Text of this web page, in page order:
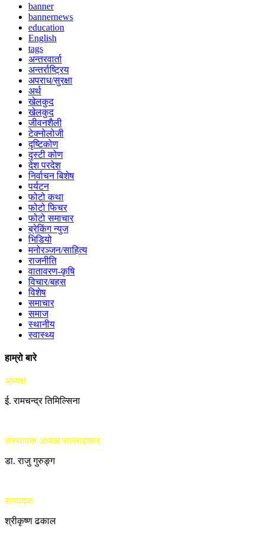
banner
bannernews
education
English
tags
अन्तरवार्ता
अन्तर्राष्ट्रिय
अपराध/सुरक्षा
अर्थ
खेलकुद
खेलकुद
जीवनशैली
टेक्नोलोजी
दृष्टिकोण
दृस्टी कोण
देश परदेश
निर्वाचन बिशेष
पर्यटन
फोटो कथा
फोटो फिचर
फोटो समाचार
ब्रेकिंग न्युज
भिडियो
मनोरञ्जन/साहित्य
राजनीति
वातावरण-कृषि
विचार/बहस
विशेष
समाचार
समाज
स्थानीय
स्वास्थ्य
हाम्रो बारे
अध्यक्ष
ई. रामचन्द्र तिमिल्सिना
संस्थापक अध्यक्ष/सल्लाहकार
डा. राजु गुरुङ्ग
सम्पादक
श्रीकृष्ण ढकाल